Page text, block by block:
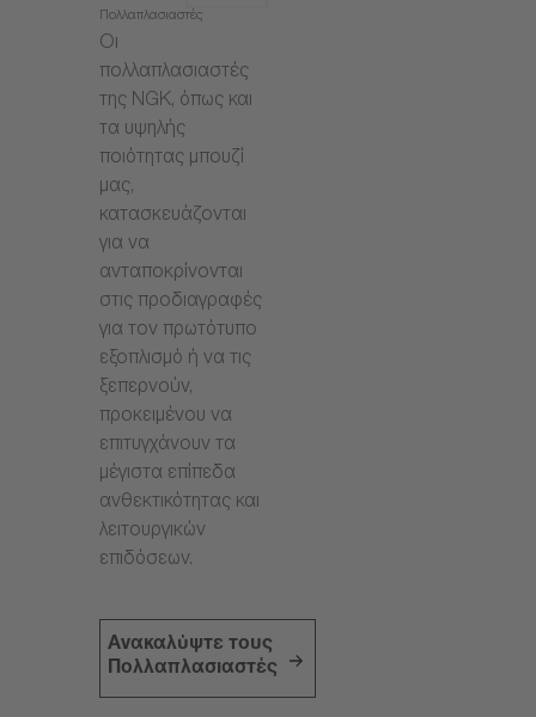
Πολλαπλασιαστές
Οι
πολλαπλασιαστές
της NGK, όπως και
τα υψηλής
ποιότητας μπουζί
μας,
κατασκευάζονται
για να
ανταποκρίνονται
στις προδιαγραφές
για τον πρωτότυπο
εξοπλισμό ή να τις
ξεπερνούν,
προκειμένου να
επιτυγχάνουν τα
μέγιστα επίπεδα
ανθεκτικότητας και
λειτουργικών
επιδόσεων.
Ανακαλύψτε τους
Πολλαπλασιαστές